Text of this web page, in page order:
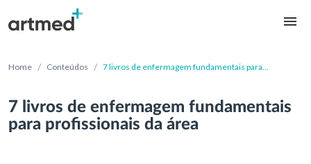
Home / Conteúdos / 7 livros de enfermagem fundamentais para
7 livros de enfermagem fundamentais
para profissionais da área